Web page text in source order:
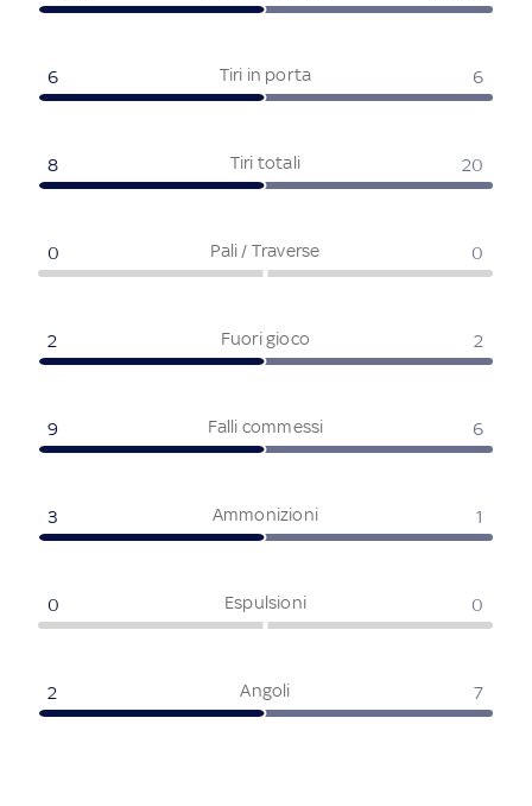
Tiri in porta
6 6
Tiri totali
8 20
Pali / Traverse
0 0
Fuori gioco
2 2
Falli commessi
9 6
Ammonizioni
3 1
Espulsioni
0 0
Angoli
2 7